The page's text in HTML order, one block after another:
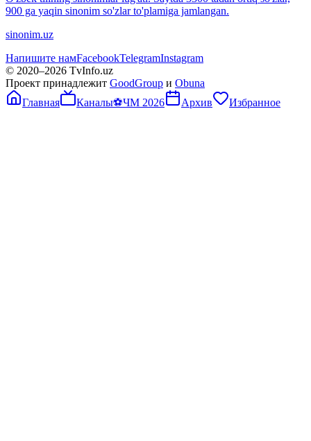
900 ga yaqin sinonim so'zlar to'plamiga jamlangan.
sinonim.uz
Напишите намFacebookTelegramInstagram
© 2020–2026 TvInfo.uz
Проект принадлежит GoodGroup и Obuna
Главная
Каналы⚽ЧМ 2026 Архив Избранное